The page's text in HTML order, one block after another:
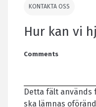
KONTAKTA OSS
Hur kan vi
Comments
Detta fält används
ska lämnas